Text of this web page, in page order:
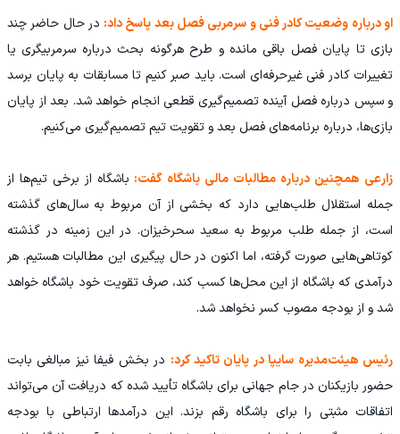
او درباره وضعیت کادر فنی و سرمربی فصل بعد پاسخ داد: در حال حاضر چند
بازی تا پایان فصل باقی مانده و طرح هرگونه بحث درباره سرمربیگری یا
تغییرات کادر فنی غیرحرفه‌ای است. باید صبر کنیم تا مسابقات به پایان برسد
و سپس درباره فصل آینده تصمیم‌گیری قطعی انجام خواهد شد. بعد از پایان
بازی‌ها، درباره برنامه‌های فصل بعد و تقویت تیم تصمیم‌گیری می‌کنیم.
زارعی همچنین درباره مطالبات مالی باشگاه گفت: باشگاه از برخی تیم‌ها از
جمله استقلال طلب‌هایی دارد که بخشی از آن مربوط به سال‌های گذشته
است، از جمله طلب مربوط به سعید سحرخیزان. در این زمینه در گذشته
کوتاهی‌هایی صورت گرفته، اما اکنون در حال پیگیری این مطالبات هستیم. هر
درآمدی که باشگاه از این محل‌ها کسب کند، صرف تقویت خود باشگاه خواهد
شد و از بودجه مصوب کسر نخواهد شد.
رئیس هیئت‌مدیره سایپا در پایان تاکید کرد: در بخش فیفا نیز مبالغی بابت
حضور بازیکنان در جام جهانی برای باشگاه تأیید شده که دریافت آن می‌تواند
اتفاقات مثبتی را برای باشگاه رقم بزند. این درآمدها ارتباطی با بودجه